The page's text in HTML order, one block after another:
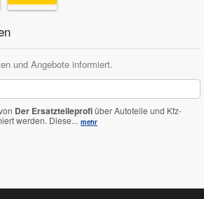
und Angebote informiert.
Der Ersatzteileprofiüber Autoteile und Kfz-
werden. Diese... mehr